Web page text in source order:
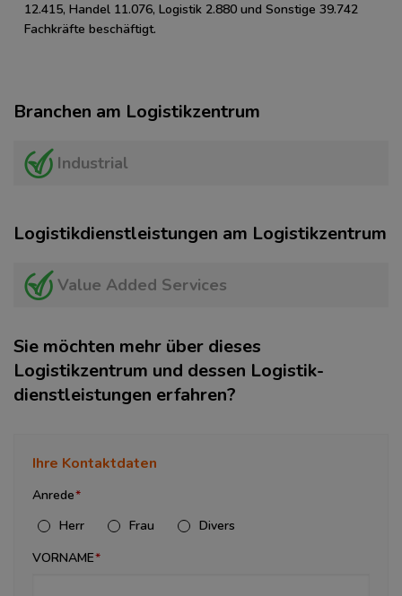
12.415, Handel 11.076, Logistik 2.880 und Sonstige 39.742
Fachkräfte beschäftigt.
Branchen am Logistikzentrum
Industrial
Logistikdienstleistungen am Logistikzentrum
Value Added Services
Sie möchten mehr über dieses
Logistikzentrum und dessen Logistik­
dienstleistungen erfahren?
Ihre Kontaktdaten
Anrede
Herr
Frau
Divers
VORNAME